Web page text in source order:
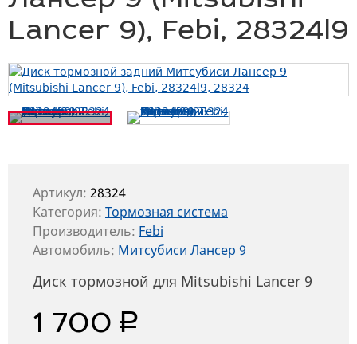
Lancer 9), Febi, 28324l9
Артикул: 28324
Категория: Тормозная система
Производитель: Febi
Автомобиль: Митсубиси Лансер 9
Диск тормозной для Mitsubishi Lancer 9
1 700 руб.